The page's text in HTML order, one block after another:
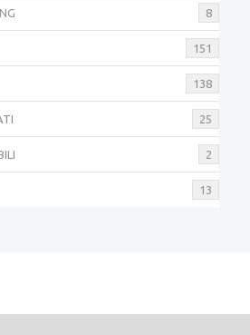
8
151
138
25
2
13